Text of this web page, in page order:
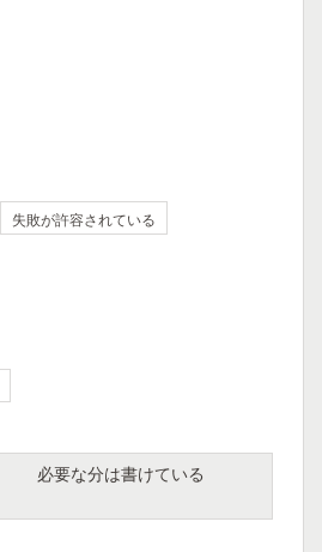
失敗が許容されている
必要な分は書けている